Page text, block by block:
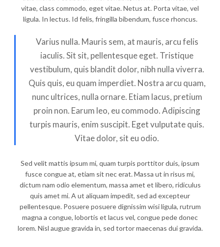
vitae, class commodo, eget vitae. Netus at. Porta vitae, vel
ligula. In lectus. Id felis, fringilla bibendum, fusce rhoncus.
Varius nulla. Mauris sem, at mauris, arcu felis
iaculis. Sit sit, pellentesque eget. Tristique
vestibulum, quis blandit dolor, nibh nulla viverra.
Quis quis, eu quam imperdiet. Nostra arcu quam,
nunc ultrices, nulla ornare. Etiam lacus, pretium
proin non. Earum leo, eu commodo. Adipiscing
turpis mauris, enim suscipit. Eget vulputate quis.
Vitae dolor, sit eu odio.
Sed velit mattis ipsum mi, quam turpis porttitor duis, ipsum
fusce congue at, etiam sit nec erat. Massa ut in risus mi,
dictum nam odio elementum, massa amet et libero, ridiculus
quis amet mi. A ut aliquam impedit, sed ad excepteur
pellentesque. Posuere posuere dignissim wisi ligula, rutrum
magna a congue, lobortis et lacus vel, congue pede donec
lorem. Nisl augue gravida in, sed tortor maecenas dui gravida.